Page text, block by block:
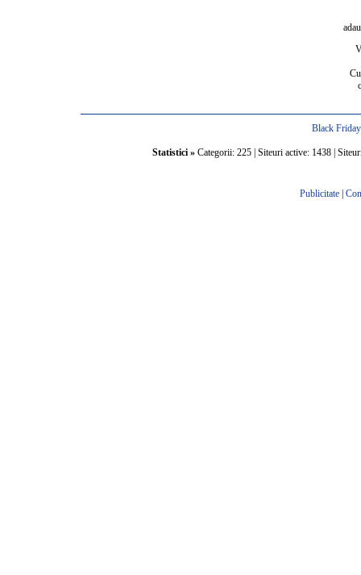
Black
Statistici »Categorii: 225 | Siteuri active: 1438 |
Publicitate|